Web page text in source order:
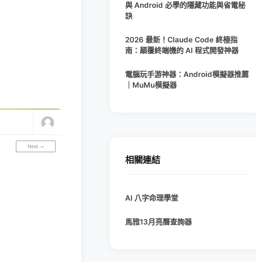
與 Android 必學的隱藏功能與省電秘
訣
2026 最新！Claude Code 終極指
南：顛覆終端機的 AI 程式開發神器
電腦玩手游神器：Android模擬器推薦
｜MuMu模擬器
相關連結
AI 八字命理學堂
馬雅13月亮曆查詢器